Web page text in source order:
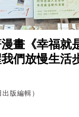
畫《幸福就
們放慢生活
版編輯）